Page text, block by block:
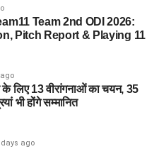
Team 2nd ODI 2026:
Pitch Report & Playing 11
के लिए 13 वीरांगनाओं का चयन, 35
भी होंगे सम्मानित
days ago